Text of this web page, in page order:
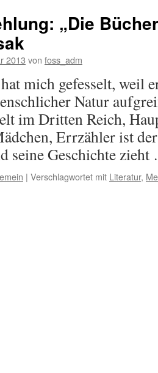
Systemisches
„Die
2013 von foss_adm
mich gefesselt, weil
Natur
im Dritten Reich,
Errzähler ist
seine Geschichte
| Verschlagwortet mit Literatur,